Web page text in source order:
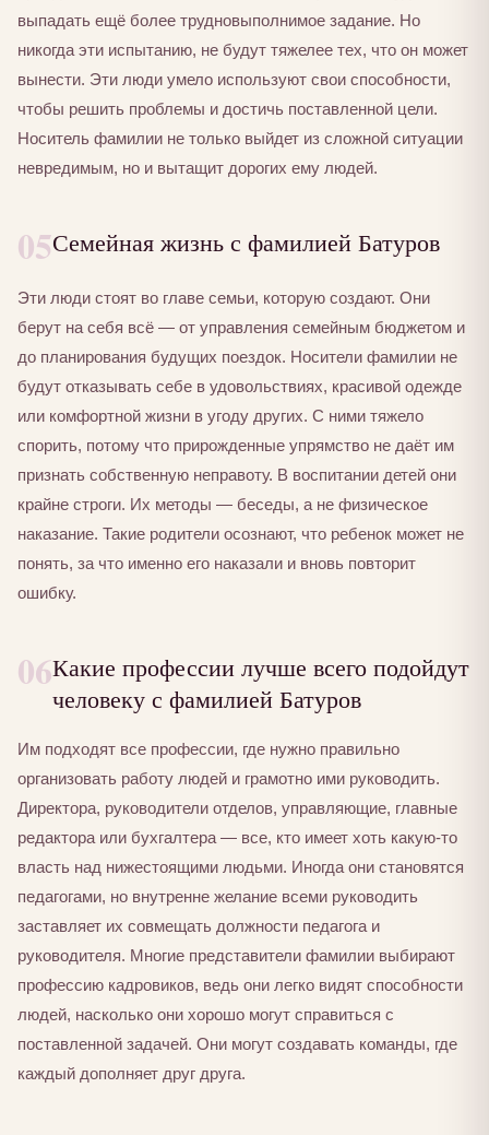
выпадать ещё более трудновыполнимое задание. Но
никогда эти испытанию, не будут тяжелее тех, что он может
вынести. Эти люди умело используют свои способности,
чтобы решить проблемы и достичь поставленной цели.
Носитель фамилии не только выйдет из сложной ситуации
невредимым, но и вытащит дорогих ему людей.
05Семейная жизнь с фамилией Батуров
Эти люди стоят во главе семьи, которую создают. Они
берут на себя всё — от управления семейным бюджетом и
до планирования будущих поездок. Носители фамилии не
будут отказывать себе в удовольствиях, красивой одежде
или комфортной жизни в угоду других. С ними тяжело
спорить, потому что прирожденные упрямство не даёт им
признать собственную неправоту. В воспитании детей они
крайне строги. Их методы — беседы, а не физическое
наказание. Такие родители осознают, что ребенок может не
понять, за что именно его наказали и вновь повторит
ошибку.
06Какие профессии лучше всего подойдут
человеку с фамилией Батуров
Им подходят все профессии, где нужно правильно
организовать работу людей и грамотно ими руководить.
Директора, руководители отделов, управляющие, главные
редактора или бухгалтера — все, кто имеет хоть какую-то
власть над нижестоящими людьми. Иногда они становятся
педагогами, но внутренне желание всеми руководить
заставляет их совмещать должности педагога и
руководителя. Многие представители фамилии выбирают
профессию кадровиков, ведь они легко видят способности
людей, насколько они хорошо могут справиться с
поставленной задачей. Они могут создавать команды, где
каждый дополняет друг друга.